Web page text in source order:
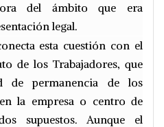
del ámbito que era
legal.
esta cuestión con el
de los Trabajadores, que
de permanencia de los
la empresa o centro de
supuestos. Aunque el